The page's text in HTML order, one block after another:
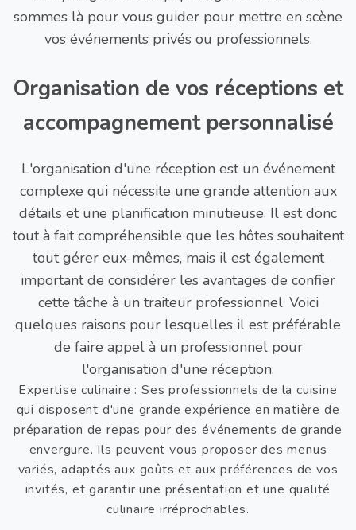
sommes là pour vous guider pour mettre en scène
vos événements privés ou professionnels.
Organisation de vos réceptions et
accompagnement personnalisé
L'organisation d'une réception est un événement
complexe qui nécessite une grande attention aux
détails et une planification minutieuse. Il est donc
tout à fait compréhensible que les hôtes souhaitent
tout gérer eux-mêmes, mais il est également
important de considérer les avantages de confier
cette tâche à un traiteur professionnel. Voici
quelques raisons pour lesquelles il est préférable
de faire appel à un professionnel pour
l'organisation d'une réception.
Expertise culinaire : Ses professionnels de la cuisine
qui disposent d'une grande expérience en matière de
préparation de repas pour des événements de grande
envergure. Ils peuvent vous proposer des menus
variés, adaptés aux goûts et aux préférences de vos
invités, et garantir une présentation et une qualité
culinaire irréprochables.